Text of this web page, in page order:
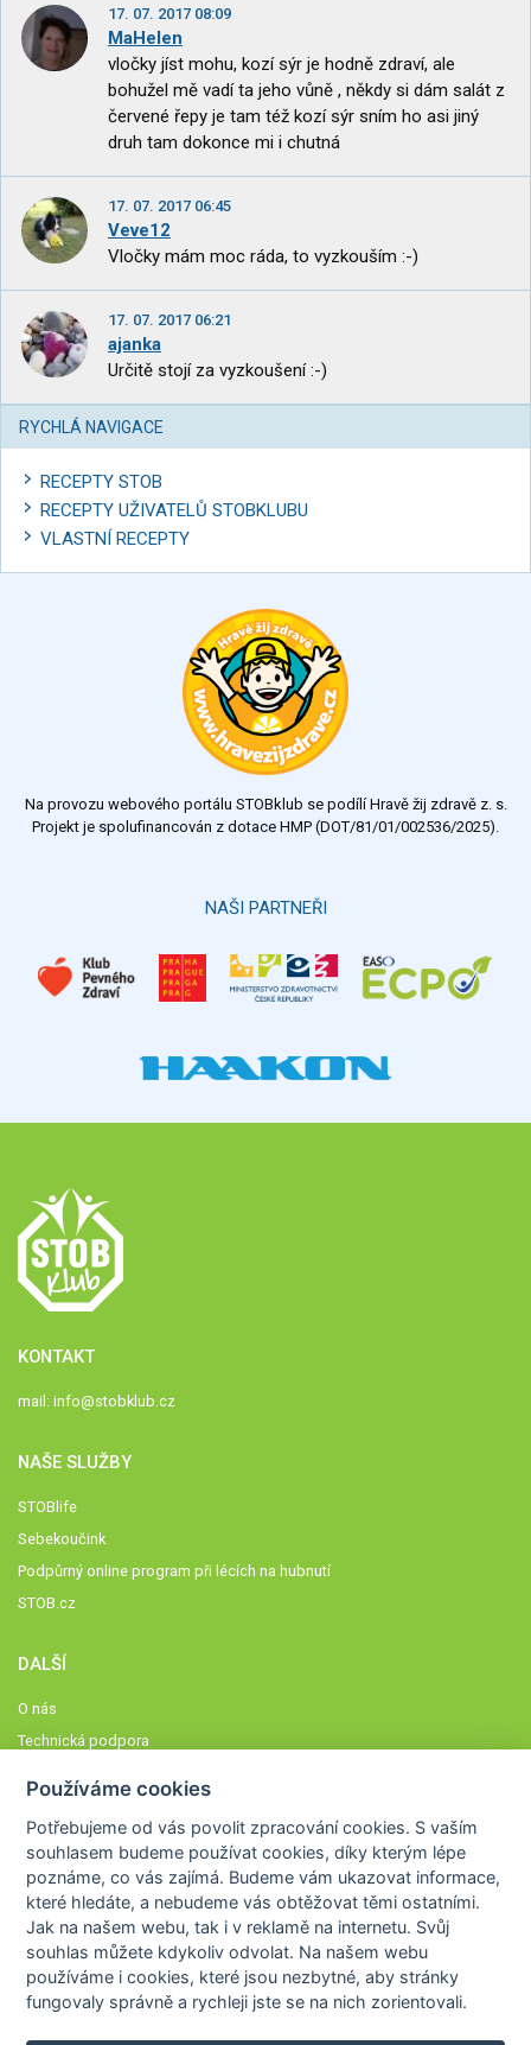
17. 07. 2017 08:09
MaHelen
vločky jíst mohu, kozí sýr je hodně zdraví, ale
bohužel mě vadí ta jeho vůně , někdy si dám salát z
červené řepy je tam též kozí sýr sním ho asi jiný
druh tam dokonce mi i chutná
17. 07. 2017 06:45
Veve12
Vločky mám moc ráda, to vyzkouším :-)
17. 07. 2017 06:21
ajanka
Určitě stojí za vyzkoušení :-)
RYCHLÁ NAVIGACE
RECEPTY STOB
RECEPTY UŽIVATELŮ STOBKLUBU
VLASTNÍ RECEPTY
Na provozu webového portálu STOBklub se podílí Hravě žij zdravě z. s.
Projekt je spolufinancován z dotace HMP (DOT/81/01/002536/2025).
NAŠI PARTNEŘI
KONTAKT
mail: info@stobklub.cz
NAŠE SLUŽBY
STOBlife
Sebekoučink
Podpůrný online program při lécích na hubnutí
STOB.cz
DALŠÍ
O nás
Technická podpora
Členové STOBklubu
Zásady nakládání s osobními údaji
Otestujte se
Spočítejte si
Výzva 52
Používáme cookies
Potřebujeme od vás povolit zpracování cookies. S vaším
souhlasem budeme používat cookies, díky kterým lépe
poznáme,co vás zajímá. Budeme vám ukazovat informace,
které hledáte, a nebudeme vás obtěžovat těmi ostatními.
Jak na našem webu, tak i v reklamě na internetu. Svůj
souhlas můžete kdykoliv odvolat. Na našem webu
používáme i cookies, které jsou nezbytné, aby stránky
fungovaly správně a rychleji jste se na nich zorientovali.